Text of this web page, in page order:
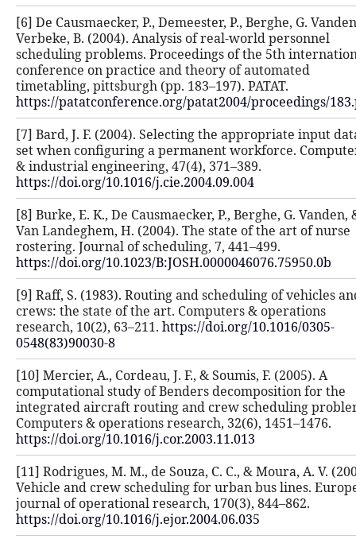
[6] De Causmaecker, P., Demeester,
Verbeke, B. (2004). Analysis of
scheduling problems. Proceedings
conference on practice and theory
timetabling, pittsburgh (pp.
https://patatconference.org/
[7] Bard, J. F. (2004). Selecting the
set when configuring a permanent
& industrial engineering, 47(4),
https://doi.org/10.1016/
[8] Burke, E. K., De Causmaecker,
Van Landeghem, H. (2004). The
rostering. Journal of scheduling, 7,
https://doi.org/10.1023/
[9] Raff, S. (1983). Routing and
crews: the state of the art.
research, 10(2), 63–211.https://
[10] Mercier, A., Cordeau, J. F., &
computational study of Benders
integrated aircraft routing and
Computers & operations research,
https://doi.org/10.1016/
[11] Rodrigues, M. M., de Souza, C.
Vehicle and crew scheduling for
journal of operational research,
https://doi.org/10.1016/